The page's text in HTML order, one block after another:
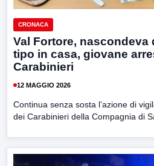
CRONACA
Val Fortore, nascondeva
tipo in casa, giovane
Carabinieri
12 MAGGIO 2026
Continua senza sosta l’azione di
dei Carabinieri della Compagnia di